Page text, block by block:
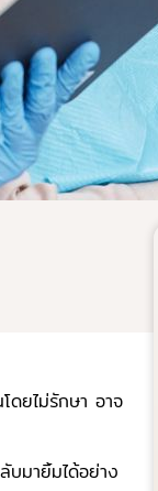
ดยไม่รักษา อาจ
มายิ้มได้อย่าง